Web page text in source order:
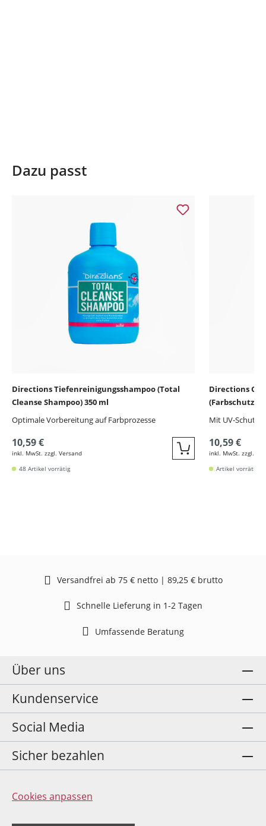
Dazu passt
Directions Tiefenreinigungsshampoo (Total
Cleanse Shampoo) 350 ml
Optimale Vorbereitung auf Farbprozesse
10,59 €
inkl. MwSt. zzgl. Versand Quickbuy
48 Artikel vorrätig
Directions
Mit UV-Schutz
10,59 €
inkl. MwSt. zzgl.
Artikel vorrätig
Versandfrei ab 75 € netto | 89,25 € brutto
Schnelle Lieferung in 1-2 Tagen
Umfassende Beratung
Über uns
Kundenservice
Social Media
Sicher bezahlen
Cookies anpassen